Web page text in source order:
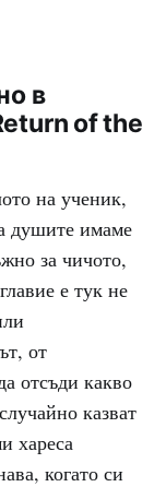
в
of the
на ученик,
душите имаме
за чичото,
е тук не
от
отсъди какво
казват
хареса
когато си